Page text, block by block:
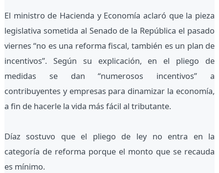
El ministro de Hacienda y Economía aclaró que la pieza
legislativa sometida al Senado de la República el pasado
viernes “no es una reforma fiscal, también es un plan de
incentivos”. Según su explicación, en el pliego de
medidas se dan “numerosos incentivos” a
contribuyentes y empresas para dinamizar la economía,
a fin de hacerle la vida más fácil al tributante.
Díaz sostuvo que el pliego de ley no entra en la
categoría de reforma porque el monto que se recauda
es mínimo.